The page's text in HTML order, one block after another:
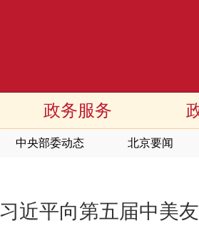
中央部委动态 北京要闻
政务服务
习近平向第五届中美